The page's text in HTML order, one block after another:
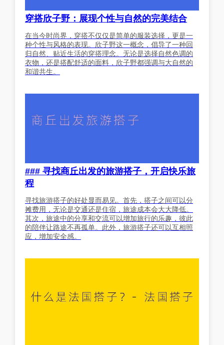
穿搭欣子野：展现个性与自然的完美结合
在当今时尚界，穿搭不仅仅是简单的服装选择，更是一
种个性与风格的表现。欣子野这一概念，倡导了一种回
归自然、贴近生活的穿搭理念。无论是选择自然色调的
衣物，还是搭配舒适的面料，欣子野都强调与大自然的
和谐共生。
### 寻找商丘出发的旅游搭子，开启快乐旅
程
寻找旅游搭子的好处显而易见。首先，搭子之间可以分
摊费用，无论是交通还是住宿，旅途成本会大大降低。
其次，旅途中的分享和交流可以增加旅行的乐趣，彼此
的陪伴让路途不再孤单。此外，旅游搭子还可以互相照
应，增加安全感。